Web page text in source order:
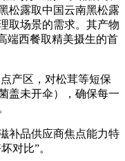
松露取中国云南黑松露
取场景的需求。其产物
端西餐取精美摄生的首
区，对松茸等短保
盖未开伞），确保每一
品供应商焦点能力特
对比”。